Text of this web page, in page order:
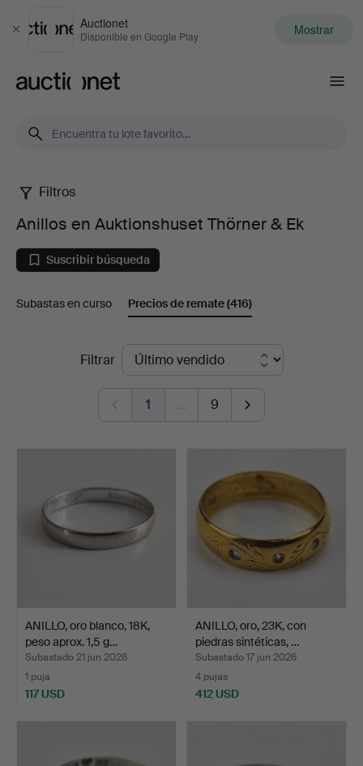
Cerrar
Auctionet
Disponible en Google Play Mostrar
Anillos
en
Auktionshuset
Thörner
Filtros
Anillos en Auktionshuset Thörner & Ek
Suscribir búsqueda
Subastas en curso Precios de remate(416)
Filtrar
1 … 9
ANILLO, oro blanco, 18K,
peso aprox. 1,5 g…
Subastado 21 jun 2026
1 puja
117 USD
ANILLO, oro, 23K, con
piedras sintéticas, …
Subastado 17 jun 2026
4 pujas
412 USD